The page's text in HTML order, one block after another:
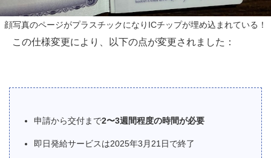
顔写真のページがプラスチックになりICチップが埋め込まれている！
この仕様変更により、以下の点が変更されました：
申請から交付まで2〜3週間程度の時間が必要
即日発給サービスは2025年3月21日で終了